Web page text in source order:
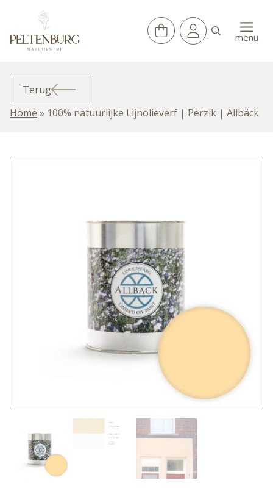
de
inhoud
menu
Terug
Home » 100% natuurlijke Lijnolieverf | Perzik | Allbäck